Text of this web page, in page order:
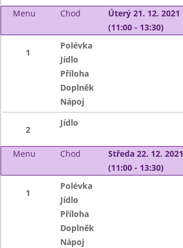
Menu Chod
Úterý 21. 12. 2021
(11:00 - 13:30)
1
Polévka
Jídlo
Příloha
Doplněk
Nápoj
2
Jídlo
Menu Chod
Středa 22. 12. 2021
(11:00 - 13:30)
1
Polévka
Jídlo
Příloha
Doplněk
Nápoj